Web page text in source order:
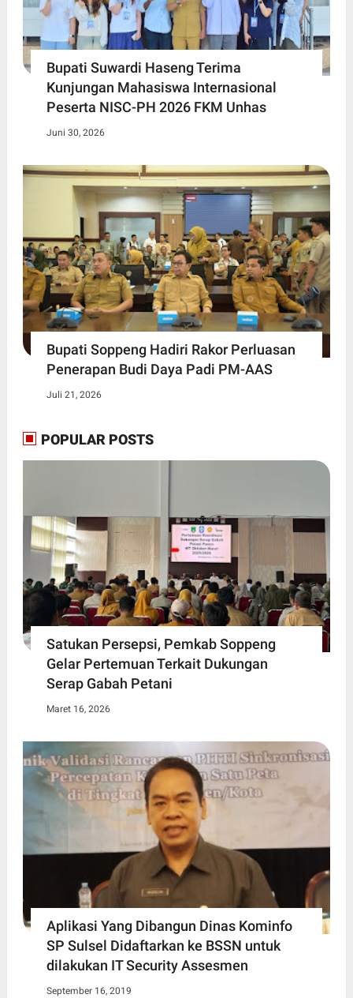
Bupati Suwardi Haseng Terima
Kunjungan Mahasiswa Internasional
Peserta NISC-PH 2026 FKM Unhas
Juni 30, 2026
Bupati Soppeng Hadiri Rakor Perluasan
Penerapan Budi Daya Padi PM-AAS
Juli 21, 2026
POPULAR POSTS
Satukan Persepsi, Pemkab Soppeng
Gelar Pertemuan Terkait Dukungan
Serap Gabah Petani
Maret 16, 2026
Aplikasi Yang Dibangun Dinas Kominfo
SP Sulsel Didaftarkan ke BSSN untuk
dilakukan IT Security Assesmen
September 16, 2019